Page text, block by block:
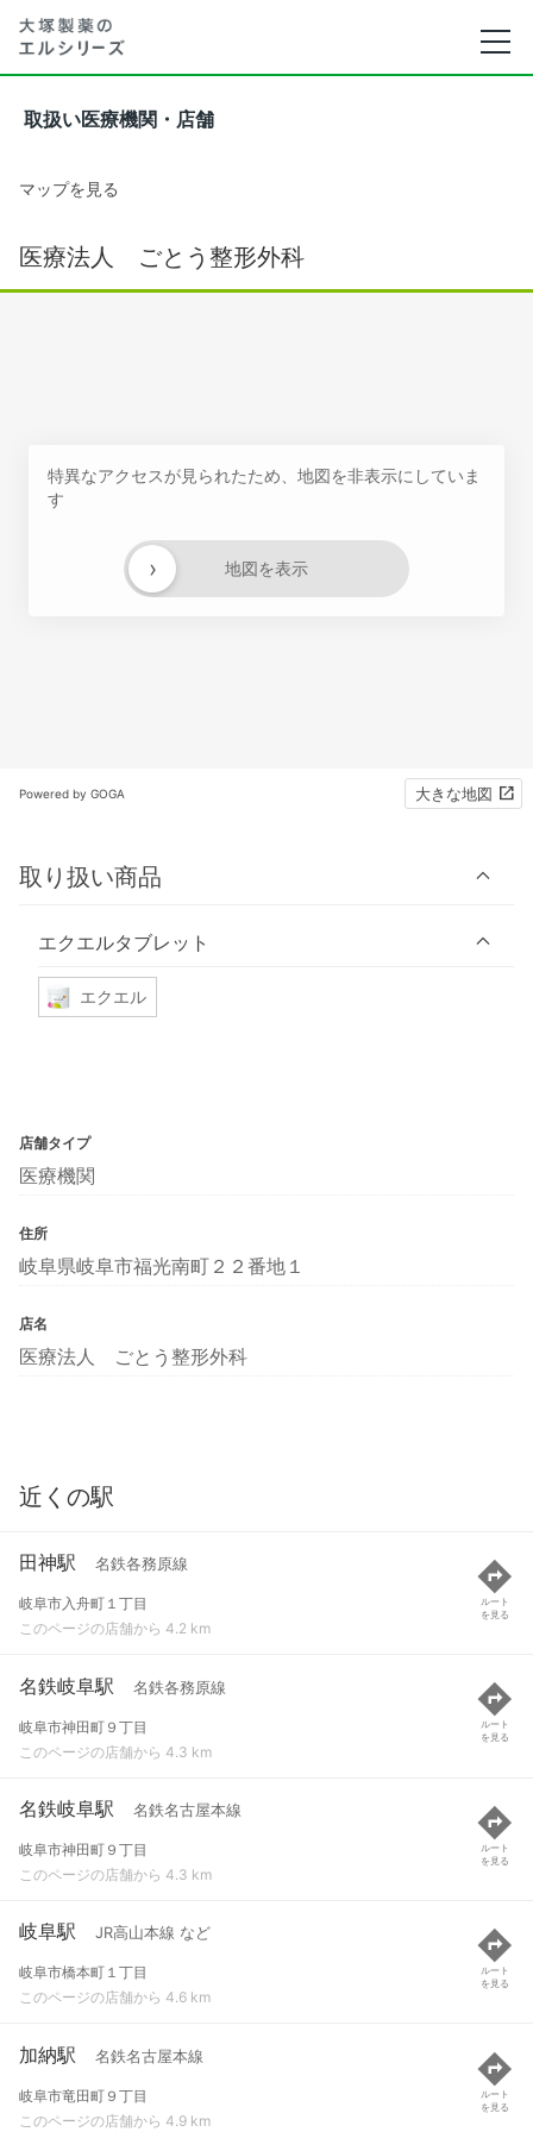
取扱い医療機関・店舗
マップを見る
医療法人 ごとう整形外科
特異なアクセスが見られたため、地図を非表示にしていま
す
地図を表示
›
Powered by GOGA 大きな地図
取り扱い商品
エクエルタブレット
エクエル
店舗タイプ
医療機関
住所
岐阜県岐阜市福光南町２２番地１
店名
医療法人 ごとう整形外科
近くの駅
田神駅 名鉄各務原線
岐阜市入舟町１丁目
このページの店舗から 4.2 km
ルート
を見る
名鉄岐阜駅 名鉄各務原線
岐阜市神田町９丁目
このページの店舗から 4.3 km
ルート
を見る
名鉄岐阜駅 名鉄名古屋本線
岐阜市神田町９丁目
このページの店舗から 4.3 km
ルート
を見る
岐阜駅 JR高山本線 など
岐阜市橋本町１丁目
このページの店舗から 4.6 km
ルート
を見る
加納駅 名鉄名古屋本線
岐阜市竜田町９丁目
このページの店舗から 4.9 km
ルート
を見る